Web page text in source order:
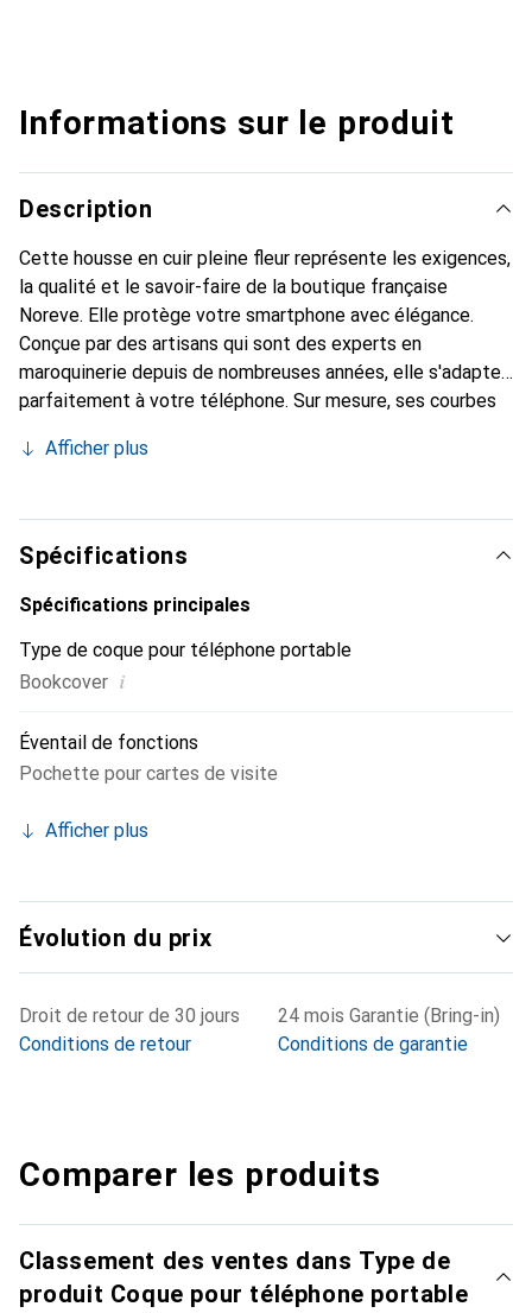
Informations sur le produit
Description
Cette housse en cuir pleine fleur représente les exigences,
la qualité et le savoir-faire de la boutique française
Noreve. Elle protège votre smartphone avec élégance.
Conçue par des artisans qui sont des experts en
maroquinerie depuis de nombreuses années, elle s'adapte
parfaitement à votre téléphone. Sur mesure, ses courbes
devient l'accessoire chic et indispensable pour votre
produits de haute qualité, la marque Noreve est un choix
fiable pour une clientèle exigeante.
Afficher plus
Spécifications
Spécifications principales
Type de coque pour téléphone portable
Bookcover i
Éventail de fonctions
Pochette pour cartes de visite
Afficher plus
Évolution du prix
Droit de retour de 30 jours
Conditions de retour
24 mois Garantie (Bring-in)
Conditions de garantie
Comparer les produits
Classement des ventes dans Type de
produit Coque pour téléphone portable